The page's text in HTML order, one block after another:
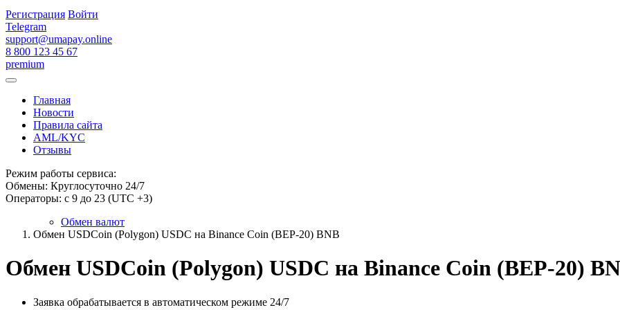
Регистрация Войти
Telegram
support@umapay.online
8 800 123 45 67
premium
Главная
Новости
Правила сайта
AML/KYC
Отзывы
Режим работы сервиса:
Обмены: Круглосуточно 24/7
Операторы: с 9 до 23 (UTC +3)
Обмен валют
Обмен USDCoin (Polygon) USDC на Binance Coin (BEP-20) BNB
Обмен USDCoin (Polygon) USDC на Binance Coin (BEP-20)
Заявка обрабатывается в автоматическом режиме 24/7